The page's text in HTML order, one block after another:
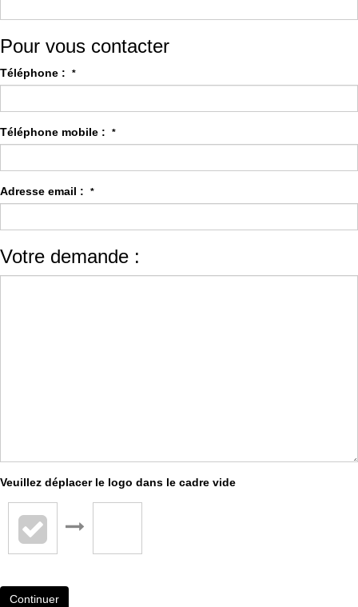
Pour vous contacter
Téléphone : *
Téléphone mobile : *
Adresse email : *
Votre demande :
Veuillez déplacer le logo dans le cadre vide
Continuer